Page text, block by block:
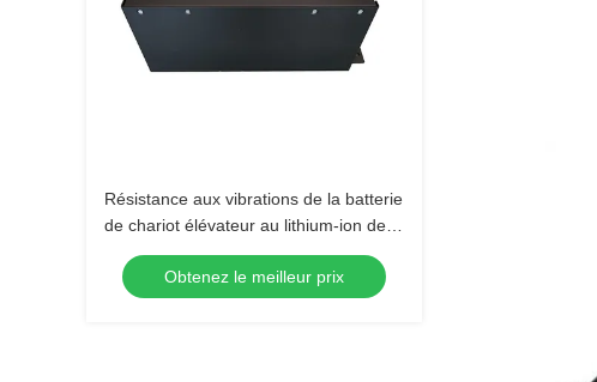
Résistance aux vibrations de la batterie
de chariot élévateur au lithium-ion de la
norme internationale 40AH 48v
Obtenez le meilleur prix